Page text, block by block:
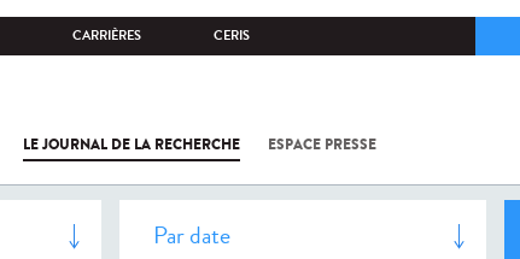
CARRIÈRES CERIS
LE JOURNAL DE LA RECHERCHE ESPACE PRESSE
COV-2 /
L'INSTITUT